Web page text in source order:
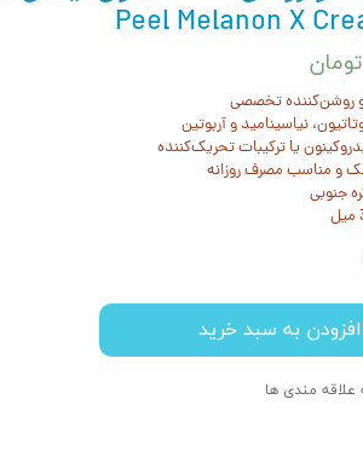
Peel Melanon X
روشن‌کننده تخصصی
نیاسینامید و آربوتین
یا ترکیبات تحریک‌کننده
و مناسب مصرف روزانه
جنوبی
افزودن به سبد خرید
علاقه مندی ها